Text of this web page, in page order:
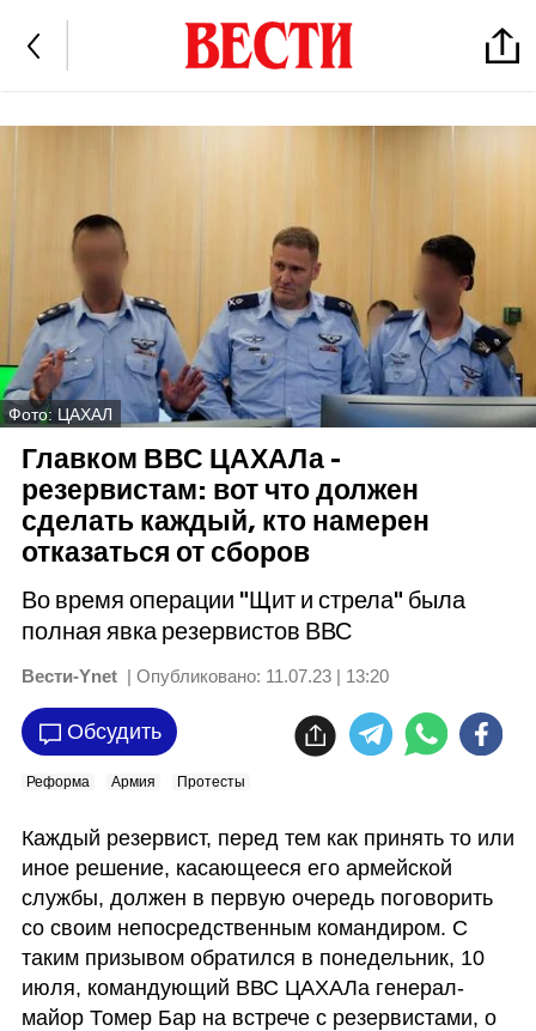
Фото: ЦАХАЛ
Главком ВВС ЦАХАЛа -
резервистам: вот что должен
сделать каждый, кто намерен
отказаться от сборов
Во время операции "Щит и стрела" была
полная явка резервистов ВВС
Вести-Ynet | Опубликовано: 11.07.23 | 13:20
Обсудить
Реформа Армия Протесты
Каждый резервист, перед тем как принять то или
иное решение, касающееся его армейской
службы, должен в первую очередь поговорить
со своим непосредственным командиром. С
таким призывом обратился в понедельник, 10
июля, командующий ВВС ЦАХАЛа генерал-
майор Томер Бар на встрече с резервистами, о